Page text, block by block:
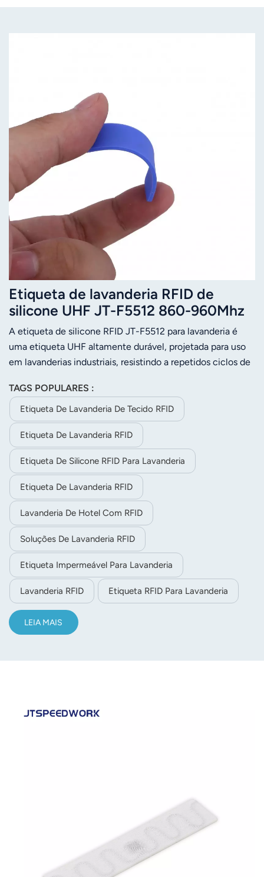
Etiqueta de lavanderia RFID de
silicone UHF JT-F5512 860-960Mhz
A etiqueta de silicone RFID JT-F5512 para lavanderia é
uma etiqueta UHF altamente durável, projetada para uso
em lavanderias industriais, resistindo a repetidos ciclos de
profissionais. Sendo uma pequena tira branca e flexível, a
etiqueta pode ser facilmente incorporada em roupas ou
lençóis, permanecendo invisível para o usuário durante as
operações diárias.
TAGS POPULARES :
Etiqueta De Lavanderia De Tecido RFID
Etiqueta De Lavanderia RFID
Etiqueta De Silicone RFID Para Lavanderia
Etiqueta De Lavanderia RFID
Lavanderia De Hotel Com RFID
Soluções De Lavanderia RFID
Etiqueta Impermeável Para Lavanderia
Lavanderia RFID Etiqueta RFID Para Lavanderia
LEIA MAIS